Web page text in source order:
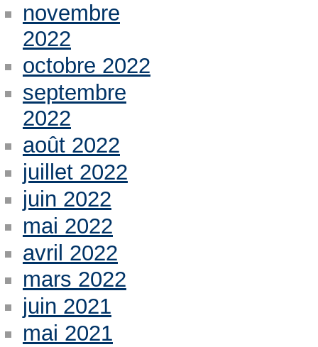
novembre
2022
octobre 2022
septembre
2022
août 2022
juillet 2022
juin 2022
mai 2022
avril 2022
mars 2022
juin 2021
mai 2021